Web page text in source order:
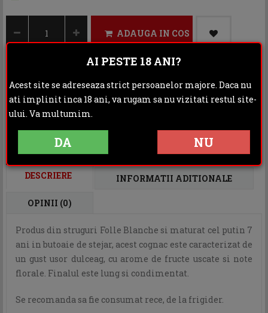
ADAUGA IN COS
Categoria:
Cognac & Armagnac
Distribuie:
DESCRIERE INFORMATII ADITIONALE
OPINII (0)
Produs din struguri Folle Blanche si maturat cel putin 7
ani in butoaie de stejar, acest cognac este caracterizat de
un gust usor dulceag, cu arome de fructe uscate si note
florale. Finalul este lung si condimentat.
Se recomanda sa fie consumat rece, de la frigider.
AI PESTE 18 ANI?
Acest site se adreseaza strict persoanelor majore. Daca nu
ati implinit inca 18 ani, va rugam sa nu vizitati restul site-
ului. Va multumim.
DA NU